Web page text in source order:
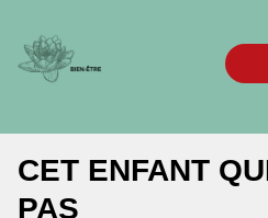
CET ENFANT
PAS